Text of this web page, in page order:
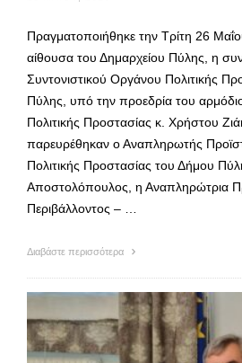
Πραγματοποιήθηκε την Τρίτη 26
αίθουσα του Δημαρχείου Πύλης, η
Συντονιστικού Οργάνου Πολιτικής
Πύλης, υπό την προεδρία του
Πολιτικής Προστασίας κ. Χρήστου
παρευρέθηκαν ο Αναπληρωτής
Πολιτικής Προστασίας του Δήμου
Αποστολόπουλος, η Αναπληρώτρια
Περιβάλλοντος – …
Διαβάστε περισσότερα